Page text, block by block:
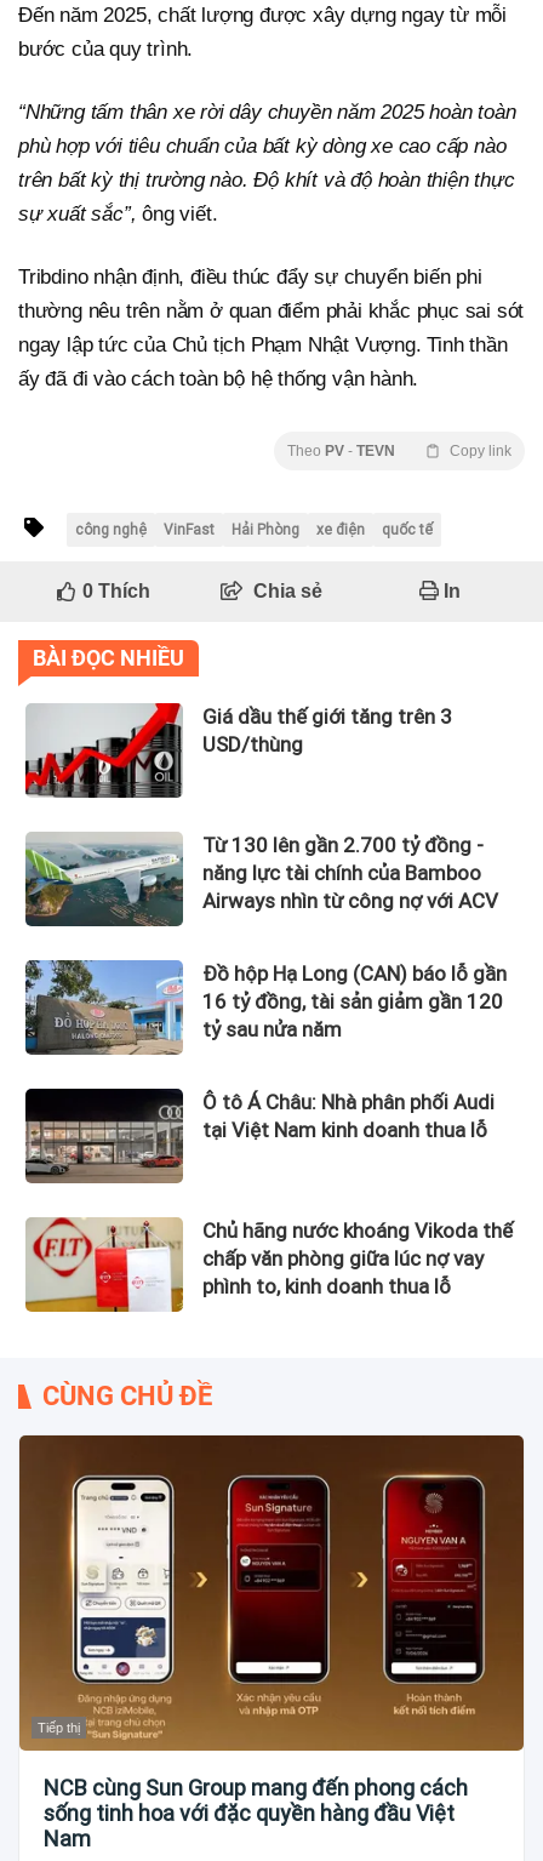
Đến năm 2025, chất lượng được xây dựng ngay từ mỗi
bước của quy trình.
“Những tấm thân xe rời dây chuyền năm 2025 hoàn toàn
phù hợp với tiêu chuẩn của bất kỳ dòng xe cao cấp nào
trên bất kỳ thị trường nào. Độ khít và độ hoàn thiện thực
sự xuất sắc”, ông viết.
Tribdino nhận định, điều thúc đẩy sự chuyển biến phi
thường nêu trên nằm ở quan điểm phải khắc phục sai sót
ngay lập tức của Chủ tịch Phạm Nhật Vượng. Tinh thần
ấy đã đi vào cách toàn bộ hệ thống vận hành.
Theo PV - TEVN Copy link
công nghệ VinFast Hải Phòng xe điện quốc tế
0Thích Chia sẻ In
BÀI ĐỌC NHIỀU
Giá dầu thế giới tăng trên 3
USD/thùng
Từ 130 lên gần 2.700 tỷ đồng -
năng lực tài chính của Bamboo
Airways nhìn từ công nợ với ACV
Đồ hộp Hạ Long (CAN) báo lỗ gần
16 tỷ đồng, tài sản giảm gần 120
tỷ sau nửa năm
Ô tô Á Châu: Nhà phân phối Audi
tại Việt Nam kinh doanh thua lỗ
Chủ hãng nước khoáng Vikoda thế
chấp văn phòng giữa lúc nợ vay
phình to, kinh doanh thua lỗ
CÙNG CHỦ ĐỀ
Tiếp thị
NCB cùng Sun Group mang đến phong cách
sống tinh hoa với đặc quyền hàng đầu Việt
Nam